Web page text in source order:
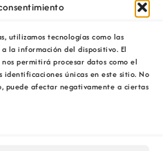
utilizamos tecnologías como las
la información del dispositivo. El
permitirá procesar datos como el
únicas en este sitio. No
puede afectar negativamente a ciertas
SADIM Ingeniería, de
hasta 2005. Un año
en Iberpotash,
hasta 2016,
minería y operaciones
al consejero